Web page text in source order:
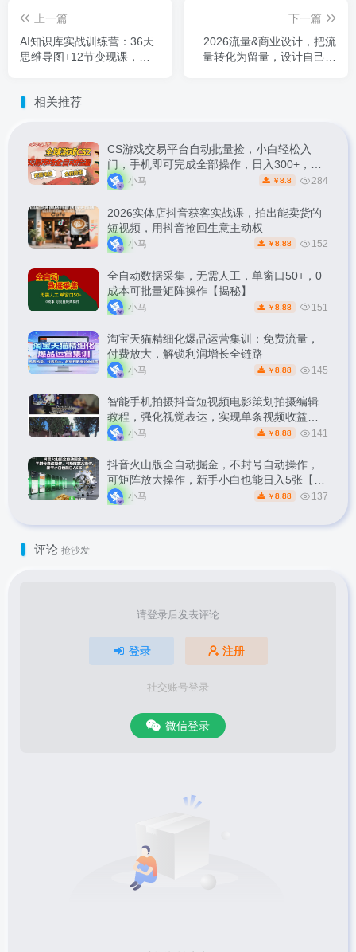
上一篇
AI知识库实战训练营：36天
思维导图+12节变现课，解
下一篇
2026流量&商业设计，把流
量转化为留量，设计自己的
相关推荐
CS游戏交易平台自动批量捡，小白轻松入
门，手机即可完成全部操作，日入300+，轻
松副业【揭秘】
小马 ￥ 8.8 284
2026实体店抖音获客实战课，拍出能卖货的
短视频，用抖音抢回生意主动权
小马 ￥ 8.88 152
全自动数据采集，无需人工，单窗口50+，0
成本可批量矩阵操作【揭秘】
小马 ￥ 8.88 151
淘宝天猫精细化爆品运营集训：免费流量，
付费放大，解锁利润增长全链路
小马 ￥ 8.88 145
智能手机拍摄抖音短视频电影策划拍摄编辑
教程，强化视觉表达，实现单条视频收益破
1k
小马 ￥ 8.88 141
抖音火山版全自动掘金，不封号自动操作，
可矩阵放大操作，新手小白也能日入5张【揭
秘】小马 ￥ 8.88 137
评论 抢沙发
请登录后发表评论
登录 注册
社交账号登录
微信登录